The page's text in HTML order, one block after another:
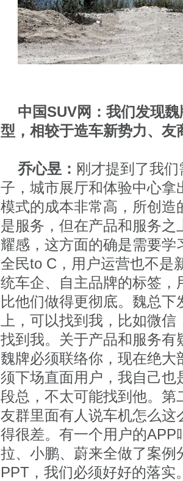
中国SUV网：我们发现
型，相较于造车新势力、
乔心昱： 刚才提到了我
子，城市展厅和体验中心
模式的成本非常高，所创
是服务，但在产品和服务
耀感，这方面的确是需要
全民to C，用户运营也不是
统车企、自主品牌的标签
比他们做得更彻底。魏总
上，可以找到我，比如微
找到我。关于产品和服务
魏牌必须联络你，现在绝
须下场直面用户，我自己
段总，不太可能找到他。
友群里面有人说车机怎么
得很差。有一个用户的APP
拉、小鹏、蔚来全做了案
PPT，我们必须好好的落